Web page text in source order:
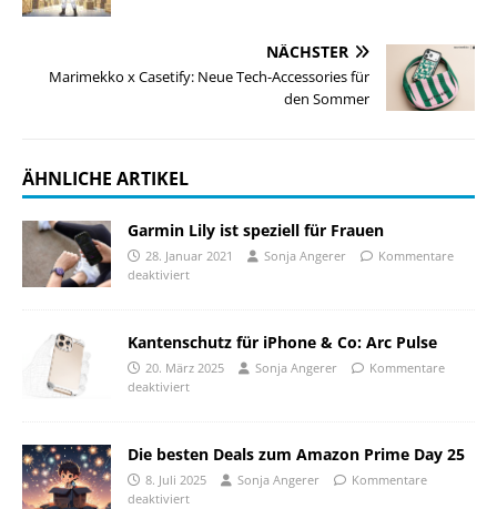
NÄCHSTER
Marimekko x Casetify: Neue Tech-Accessories für
den Sommer
ÄHNLICHE ARTIKEL
Garmin Lily ist speziell für Frauen
28. Januar 2021 Sonja Angerer
Kommentare
deaktiviert
Kantenschutz für iPhone & Co: Arc Pulse
20. März 2025 Sonja Angerer
Kommentare
deaktiviert
Die besten Deals zum Amazon Prime Day 25
8. Juli 2025 Sonja Angerer
Kommentare
deaktiviert